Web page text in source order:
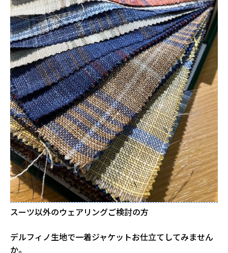
スーツ以外のウェアリングご検討の方
デルフィノ生地で一着ジャケットお仕立てしてみません
か。